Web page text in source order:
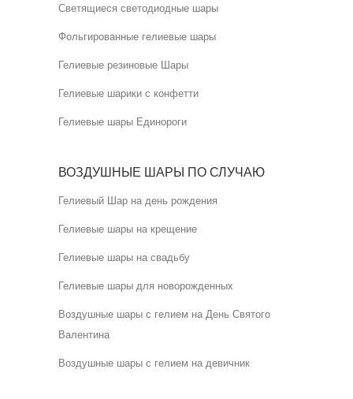
Светящиеся светодиодные шары
Фольгированные гелиевые шары
Гелиевые резиновые Шары
Гелиевые шарики с конфетти
Гелиевые шары Единороги
ВОЗДУШНЫЕ ШАРЫ ПО СЛУЧАЮ
Гелиевый Шар на день рождения
Гелиевые шары на крещение
Гелиевые шары на свадьбу
Гелиевые шары для новорожденных
Воздушные шары с гелием на День Святого
Валентина
Воздушные шары с гелием на девичник